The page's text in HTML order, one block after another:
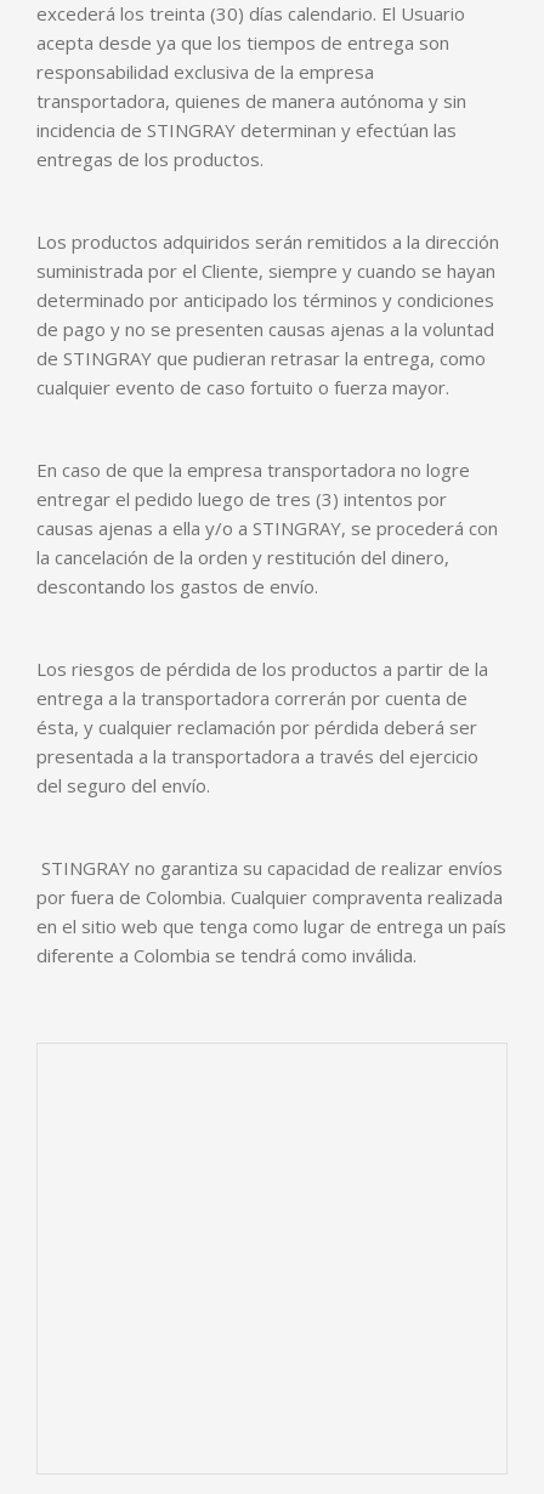
excederá los treinta (30) días calendario. El Usuario
acepta desde ya que los tiempos de entrega son
responsabilidad exclusiva de la empresa
transportadora, quienes de manera autónoma y sin
incidencia de STINGRAY determinan y efectúan las
entregas de los productos.
Los productos adquiridos serán remitidos a la dirección
suministrada por el Cliente, siempre y cuando se hayan
determinado por anticipado los términos y condiciones
de pago y no se presenten causas ajenas a la voluntad
de STINGRAY que pudieran retrasar la entrega, como
cualquier evento de caso fortuito o fuerza mayor.
En caso de que la empresa transportadora no logre
entregar el pedido luego de tres (3) intentos por
causas ajenas a ella y/o a STINGRAY, se procederá con
la cancelación de la orden y restitución del dinero,
descontando los gastos de envío.
Los riesgos de pérdida de los productos a partir de la
entrega a la transportadora correrán por cuenta de
ésta, y cualquier reclamación por pérdida deberá ser
presentada a la transportadora a través del ejercicio
del seguro del envío.
STINGRAY no garantiza su capacidad de realizar envíos
por fuera de Colombia. Cualquier compraventa realizada
en el sitio web que tenga como lugar de entrega un país
diferente a Colombia se tendrá como inválida.